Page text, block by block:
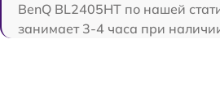
BenQ BL2405HT по нашей
занимает 3-4 часа при